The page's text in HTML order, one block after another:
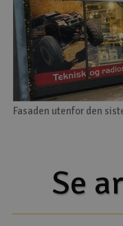
Fasaden utenfor den
Se